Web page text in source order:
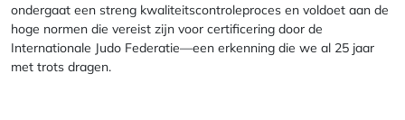
ondergaat een streng kwaliteitscontroleproces en voldoet aan de
hoge normen die vereist zijn voor certificering door de
Internationale Judo Federatie—een erkenning die we al 25 jaar
met trots dragen.